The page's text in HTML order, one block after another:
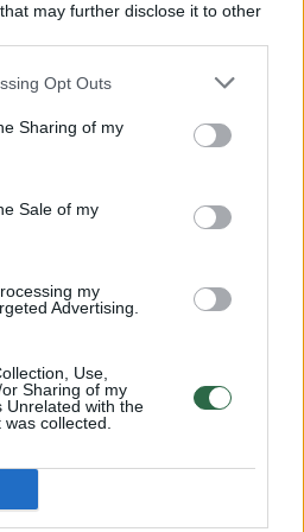
that may further disclose it to other
Opt Outs
Sharing of my
Sale of my
my
Advertising.
Use,
Sharing of my
Unrelated with the
collected.
00:00:57
Vakarinis aplinkkelis:
neteisus